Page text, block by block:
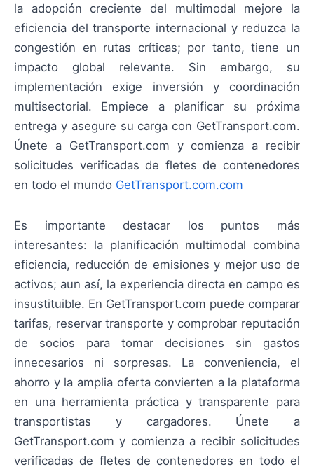
la adopción creciente del multimodal mejore la
eficiencia del transporte internacional y reduzca la
congestión en rutas críticas; por tanto, tiene un
impacto global relevante. Sin embargo, su
implementación exige inversión y coordinación
multisectorial. Empiece a planificar su próxima
entrega y asegure su carga con GetTransport.com.
Únete a GetTransport.com y comienza a recibir
solicitudes verificadas de fletes de contenedores
en todo el mundo GetTransport.com.com
Es importante destacar los puntos más
interesantes: la planificación multimodal combina
eficiencia, reducción de emisiones y mejor uso de
activos; aun así, la experiencia directa en campo es
insustituible. En GetTransport.com puede comparar
tarifas, reservar transporte y comprobar reputación
de socios para tomar decisiones sin gastos
innecesarios ni sorpresas. La conveniencia, el
ahorro y la amplia oferta convierten a la plataforma
en una herramienta práctica y transparente para
transportistas y cargadores. Únete a
GetTransport.com y comienza a recibir solicitudes
verificadas de fletes de contenedores en todo el